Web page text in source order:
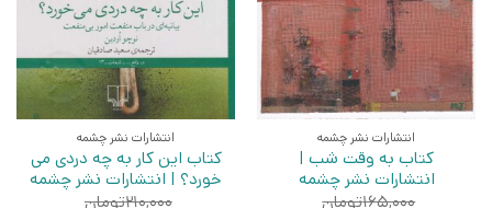
انتشارات نشر چشمه
کتاب به وقت شب |
انتشارات نشر چشمه
۱۶۵,۰۰۰تومان
انتشارات نشر چشمه
کتاب این کار به چه دردی می
خورد؟ | انتشارات نشر چشمه
۲۱۰,۰۰۰تومان